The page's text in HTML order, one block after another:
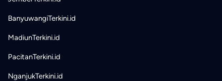
BanyuwangiTerkini.id
MadiunTerkini.id
PacitanTerkini.id
NganjukTerkini.id